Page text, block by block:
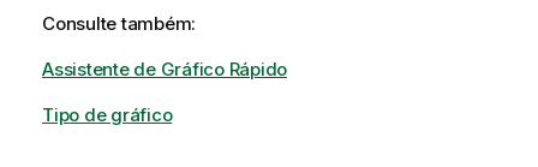
Consulte também:
Assistente de Gráfico Rápido
Tipo de gráfico